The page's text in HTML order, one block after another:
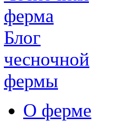
Блог
чесночной
фермы
О ферме